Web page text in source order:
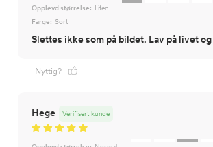
Opplevd størrelse: Liten
Farge: Sort
Slettes ikke som på bildet. Lav på livet
Nyttig?
Hege Verifisert kunde